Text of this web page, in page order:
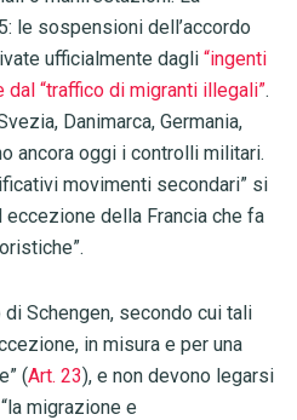
le sospensioni dell’accordo
ufficialmente dagli “ingenti
“traffico di migranti illegali”.
Danimarca, Germania,
ancora oggi i controlli militari.
movimenti secondari” si
della Francia che fa
Schengen, secondo cui tali
in misura e per una
(Art. 23), e non devono legarsi
migrazione e